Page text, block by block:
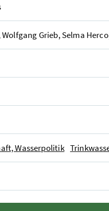
Grieb, Selma
Wasserpolitik